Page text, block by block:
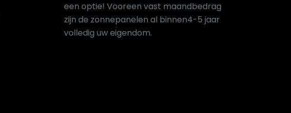
een optie! Vooreen vast maandbedrag
zijn de zonnepanelen al binnen4-5 jaar
volledig uw eigendom.